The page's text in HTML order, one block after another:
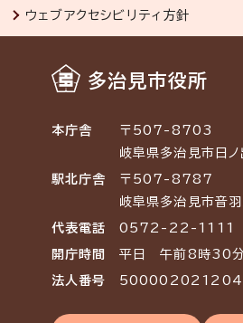
ウェブアクセシビリティ方針
多治見市役所
本庁舎
〒507-8703
岐阜県多治見市日
駅北庁舎
〒507-8787
岐阜県多治見市音
代表電話 0572-22-1111
開庁時間 平日 午前8時30
法人番号